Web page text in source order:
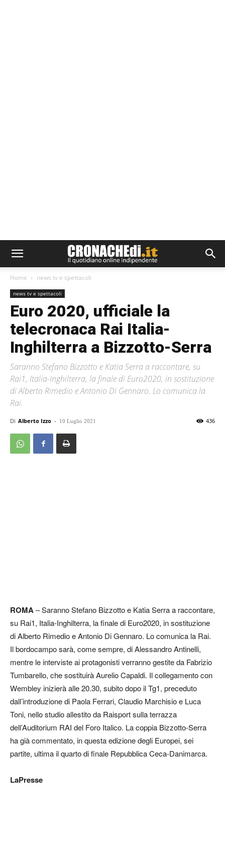
Home news tv e spettacoli
news tv e spettacoli
Euro 2020, ufficiale la
telecronaca Rai Italia-
Inghilterra a Bizzotto-Serra
Saranno Stefano Bizzotto e Katia Serra a raccontare, su
Rai1, Italia-Inghilterra, la finale di Euro2020, in sostituzione
di Alberto Rimedio e Antonio Di Gennaro. Lo comunica la
Rai.
Di Alberto Izzo - 10 Luglio 2021 436
ROMA– Saranno Stefano Bizzotto e Katia Serra a raccontare,
su Rai1, Italia-Inghilterra, la finale di Euro2020, in sostituzione
di Alberto Rimedio e Antonio Di Gennaro. Lo comunica la Rai.
Il bordocampo sarà, come sempre, di Alessandro Antinelli,
mentre le interviste ai protagonisti verranno gestite da Fabrizio
Tumbarello, che sostituirà Aurelio Capaldi. Il collegamento con
Wembley inizierà alle 20.30, subito dopo il Tg1, preceduto
dall’introduzione di Paola Ferrari, Claudio Marchisio e Luca
Toni, nello studio allestito da Raisport sulla terrazza
dell’Auditorium RAI del Foro Italico. La coppia Bizzotto-Serra
ha già commentato, in questa edizione degli Europei, sei
partite, ultima il quarto di finale Repubblica Ceca-Danimarca.
LaPresse